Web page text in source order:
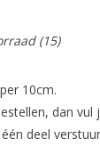
(15)
10cm.
dan vul
deel